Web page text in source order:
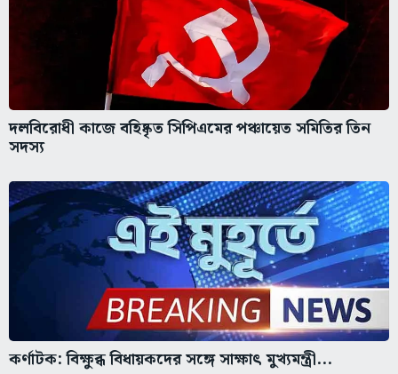
দলবিরোধী কাজে বহিষ্কৃত সিপিএমের পঞ্চায়েত সমিতির তিন
সদস্য
কর্ণাটক: বিক্ষুব্ধ বিধায়কদের সঙ্গে সাক্ষাৎ মুখ্যমন্ত্রী...